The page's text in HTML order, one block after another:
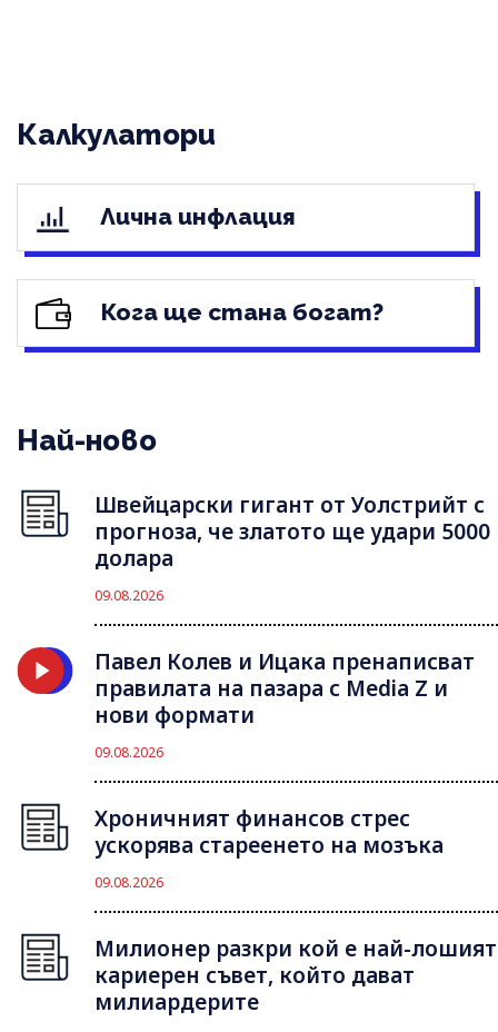
Калкулатори
Лична инфлация
Кога ще стана богат?
Най-ново
Швейцарски гигант от Уолстрийт с
прогноза, че златото ще удари 5000
долара
09.08.2026
Павел Колев и Ицака пренаписват
правилата на пазара с Media Z и
нови формати
09.08.2026
Хроничният финансов стрес
ускорява стареенето на мозъка
09.08.2026
Милионер разкри кой е най-лошият
кариерен съвет, който дават
милиардерите